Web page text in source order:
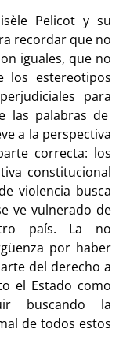
Pelicot y su
recordar que no
iguales, que no
los estereotipos
para
las palabras de
a la perspectiva
correcta: los
constitucional
violencia busca
ve vulnerado de
país. La no
por haber
del derecho a
el Estado como
buscando la
de todos estos